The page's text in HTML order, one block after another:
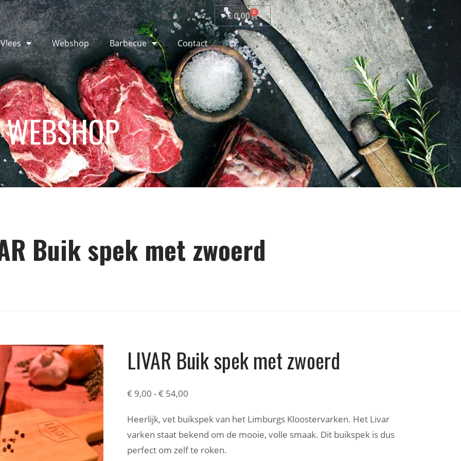
€0,00 0
Webshop Barbecue Contact
WEBSHOP
Buik spek met zwoerd
LIVAR Buik spek met zwoerd
€ 9,00 -€ 54,00
Heerlijk, vet buikspek van het Limburgs Kloostervarken. Het Livar
varken staat bekend om de mooie, volle smaak. Dit buikspek is dus
perfect om zelf te roken.